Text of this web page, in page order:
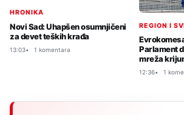
HRONIKA
Novi Sad: Uhapšen osumnjičeni
za devet teških krađa
13:03 1 komentara
REGION I
Parlament
mreža
12:36 1